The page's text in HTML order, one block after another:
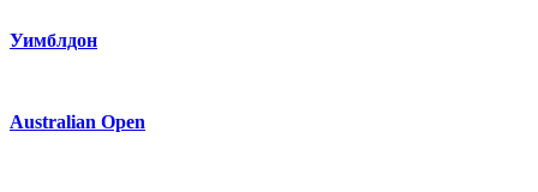
Уимблдон
Australian Open